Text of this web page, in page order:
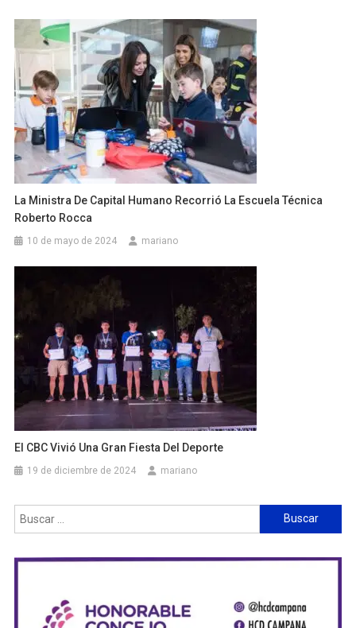
La Ministra De Capital Humano Recorrió La Escuela Técnica
Roberto Rocca
10 de mayo de 2024 mariano
El CBC Vivió Una Gran Fiesta Del Deporte
19 de diciembre de 2024 mariano
Buscar: